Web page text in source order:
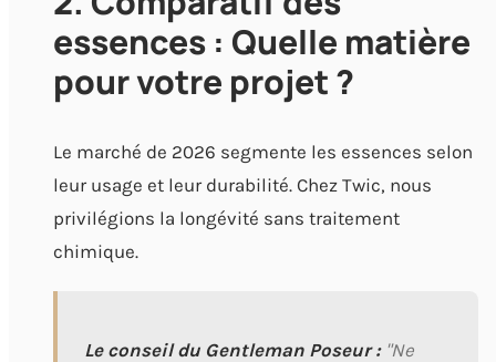
essences : Quelle matière
pour votre projet ?
Le marché de 2026 segmente les essences selon
leur usage et leur durabilité. Chez Twic, nous
privilégions la longévité sans traitement
chimique.
Le conseil du Gentleman Poseur :"Ne